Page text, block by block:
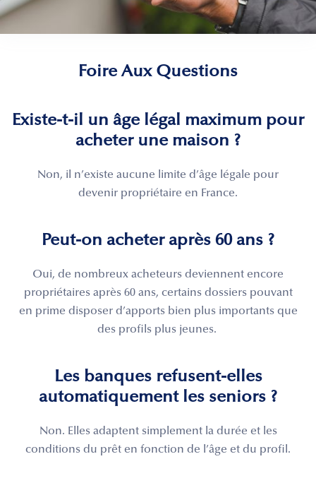
Foire Aux Questions
Existe-t-il un âge légal maximum pour
acheter une maison ?
Non, il n’existe aucune limite d’âge légale pour
devenir propriétaire en France.
Peut-on acheter après 60 ans ?
Oui, de nombreux acheteurs deviennent encore
propriétaires après 60 ans, certains dossiers pouvant
en prime disposer d’apports bien plus importants que
des profils plus jeunes.
Les banques refusent-elles
automatiquement les seniors ?
Non. Elles adaptent simplement la durée et les
conditions du prêt en fonction de l’âge et du profil.